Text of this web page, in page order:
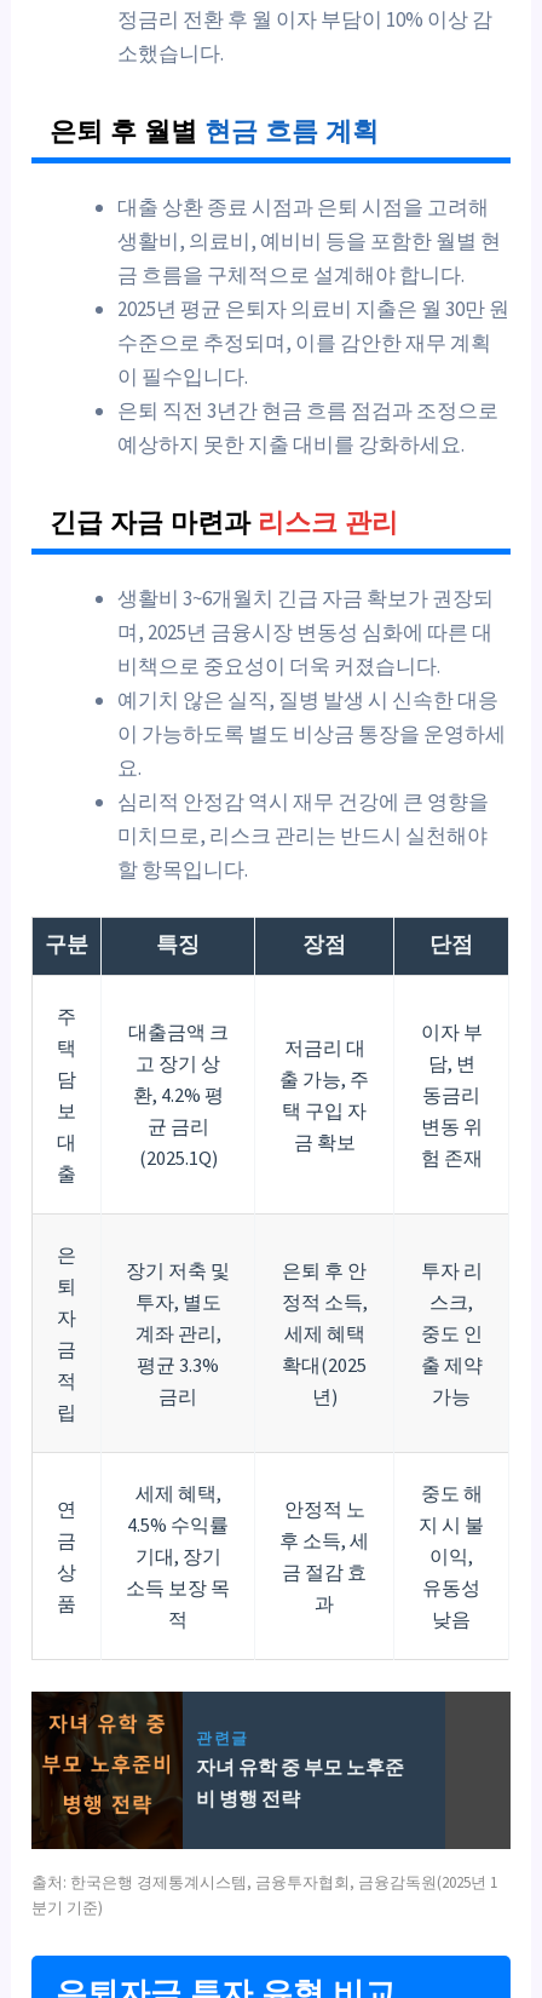
정금리 전환 후 월 이자 부담이 10% 이상 감
소했습니다.
은퇴 후 월별 현금 흐름 계획
대출 상환 종료 시점과 은퇴 시점을 고려해
생활비, 의료비, 예비비 등을 포함한 월별 현
금 흐름을 구체적으로 설계해야 합니다.
2025년 평균 은퇴자 의료비 지출은 월 30만 원
수준으로 추정되며, 이를 감안한 재무 계획
이 필수입니다.
은퇴 직전 3년간 현금 흐름 점검과 조정으로
예상하지 못한 지출 대비를 강화하세요.
긴급 자금 마련과 리스크 관리
생활비 3~6개월치 긴급 자금 확보가 권장되
며, 2025년 금융시장 변동성 심화에 따른 대
비책으로 중요성이 더욱 커졌습니다.
예기치 않은 실직, 질병 발생 시 신속한 대응
이 가능하도록 별도 비상금 통장을 운영하세
요.
심리적 안정감 역시 재무 건강에 큰 영향을
미치므로, 리스크 관리는 반드시 실천해야
할 항목입니다.
구분 특징 장점 단점
주
택
담
보
대
출
대출금액 크
고 장기 상
환, 4.2% 평
균 금리
(2025.1Q)
저금리 대
출 가능, 주
택 구입 자
금 확보
이자 부
담, 변
동금리
변동 위
험 존재
은
퇴
자
금
적
립
장기 저축 및
투자, 별도
계좌 관리,
평균 3.3%
금리
은퇴 후 안
정적 소득,
세제 혜택
확대(2025
년)
투자 리
스크,
중도 인
출 제약
가능
연
금
상
품
세제 혜택,
4.5% 수익률
기대, 장기
소득 보장 목
적
안정적 노
후 소득, 세
금 절감 효
과
중도 해
지 시 불
이익,
유동성
낮음
관련글
자녀 유학 중 부모 노후준
비 병행 전략
출처: 한국은행 경제통계시스템, 금융투자협회, 금융감독원(2025년 1
분기 기준)